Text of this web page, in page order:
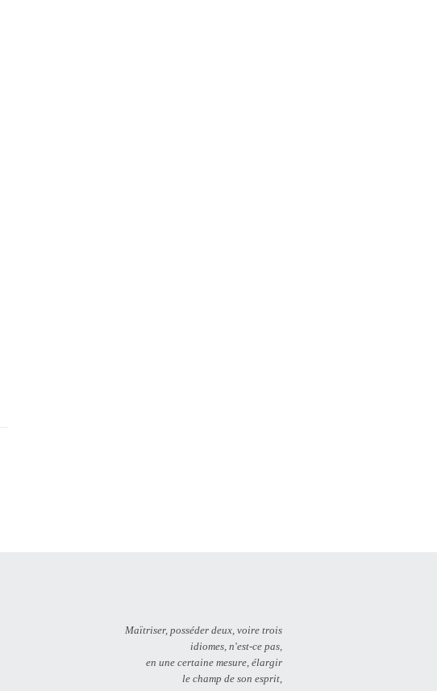
Maïtriser, posséder deux, voire trois
idiomes, n'est-ce pas,
en une certaine mesure, élargir
le champ de son esprit,